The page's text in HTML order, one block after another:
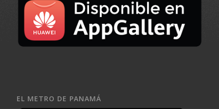
EL METRO DE PANAMÁ